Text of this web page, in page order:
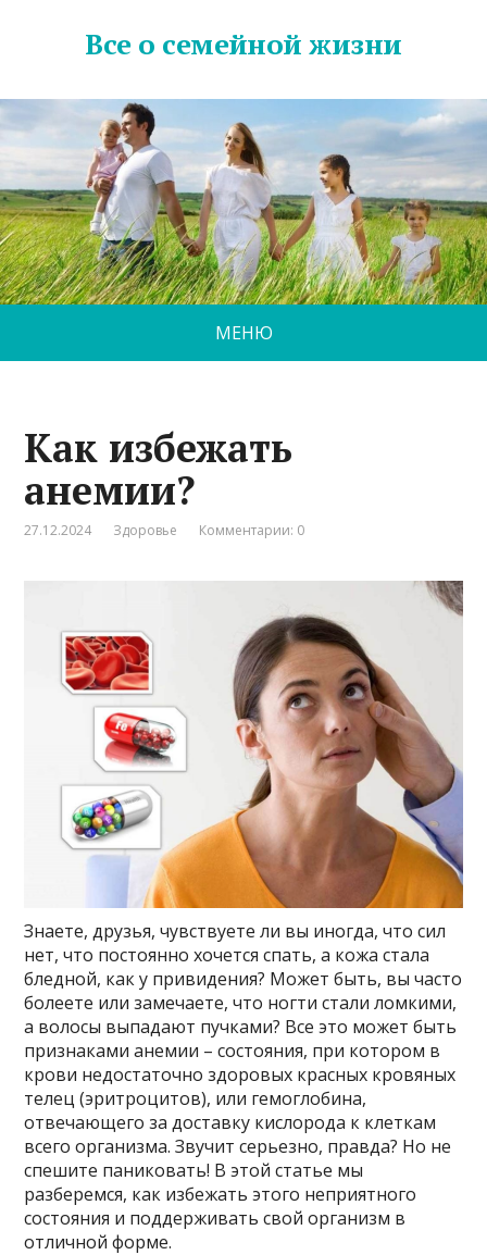
Все о семейной жизни
МЕНЮ
Как избежать
анемии?
27.12.2024 Здоровье Комментарии: 0
Знаете, друзья, чувствуете ли вы иногда, что сил
нет, что постоянно хочется спать, а кожа стала
бледной, как у привидения? Может быть, вы часто
болеете или замечаете, что ногти стали ломкими,
а волосы выпадают пучками? Все это может быть
признаками анемии – состояния, при котором в
крови недостаточно здоровых красных кровяных
телец (эритроцитов), или гемоглобина,
отвечающего за доставку кислорода к клеткам
всего организма. Звучит серьезно, правда? Но не
спешите паниковать! В этой статье мы
разберемся, как избежать этого неприятного
состояния и поддерживать свой организм в
отличной форме.